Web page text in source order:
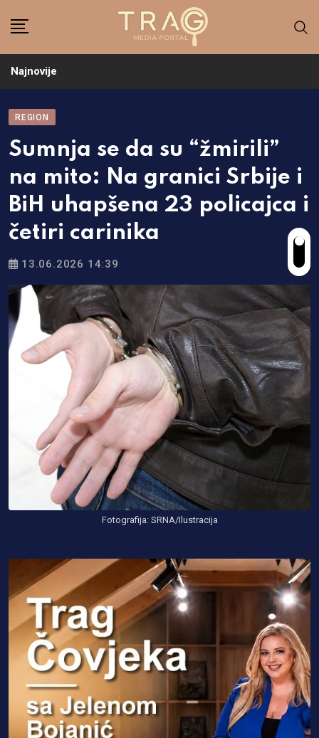
Najnovije
REGION
Sumnja se da su “žmirili”
na mito: Na granici Srbije i
BiH uhapšena 23 policajca i
četiri carinika
13.06.2026 14:39
Fotografija: SRNA/Ilustracija